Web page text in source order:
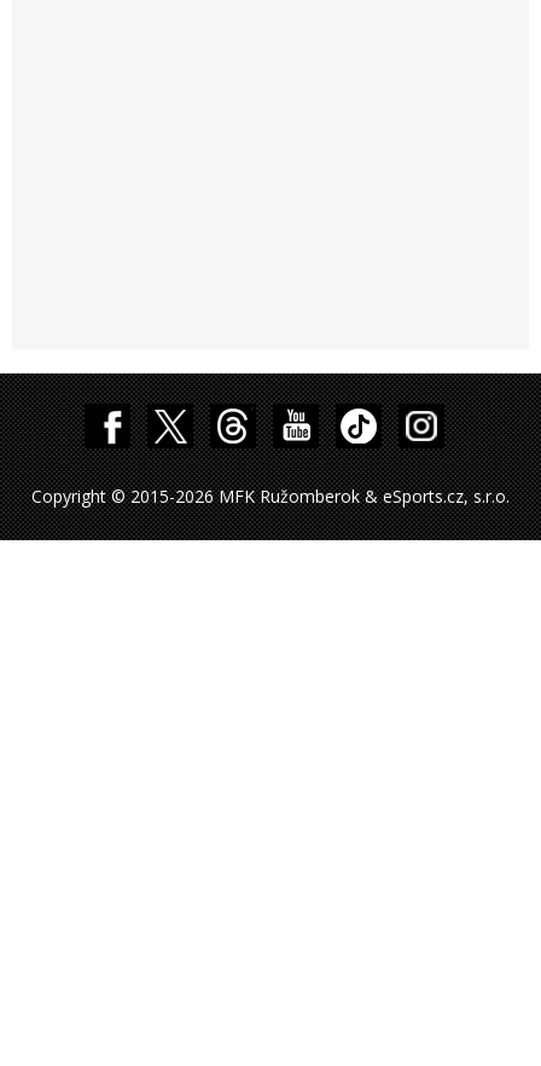
Copyright © 2015-2026 MFK Ružomberok & eSports.cz, s.r.o.